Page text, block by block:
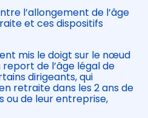
l’allongement de l’âge
et ces dispositifs
mis le doigt sur le nœud
de l’âge légal de
dirigeants, qui
retraite dans les 2 ans de
ou de leur entreprise,